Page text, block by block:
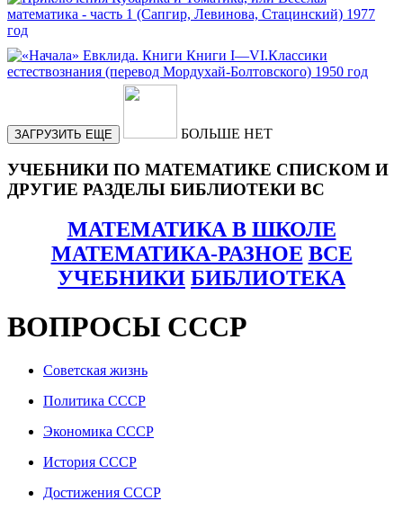
ЗАГРУЗИТЬ ЕЩЕ БОЛЬШЕ НЕТ
УЧЕБНИКИ ПО МАТЕМАТИКЕ СПИСКОМ И
ДРУГИЕ РАЗДЕЛЫ БИБЛИОТЕКИ ВС
МАТЕМАТИКА В ШКОЛЕ
МАТЕМАТИКА-РАЗНОЕ ВСЕ
УЧЕБНИКИ БИБЛИОТЕКА
ВОПРОСЫ СССР
Советская жизнь
Политика СССР
Экономика СССР
История СССР
Достижения СССР